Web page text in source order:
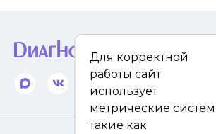
Для корректной
работы сайт
использует
метрические
такие как